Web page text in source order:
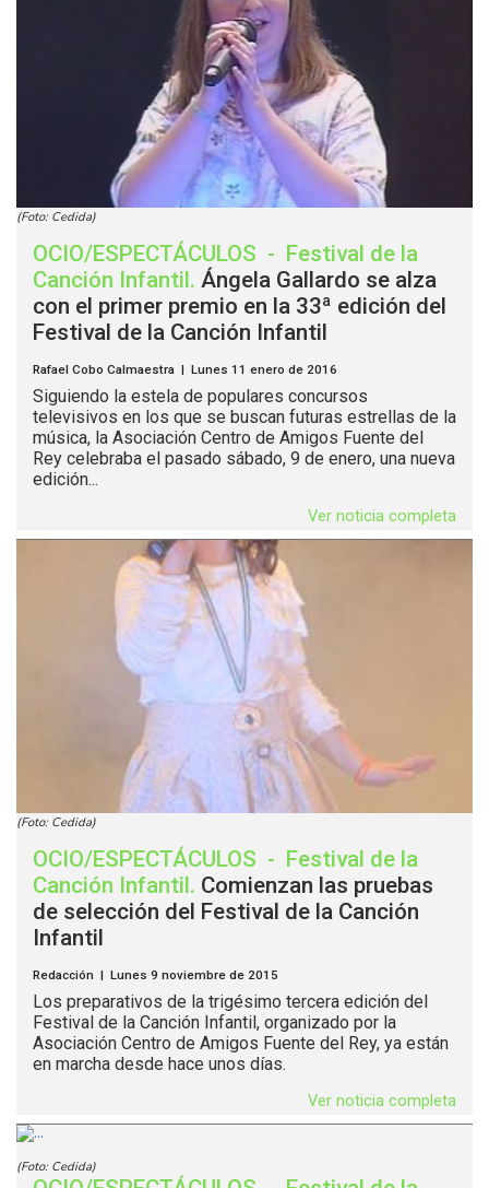
(Foto: Cedida)
OCIO/ESPECTÁCULOS - Festival de la
Canción Infantil. Ángela Gallardo se alza
con el primer premio en la 33ª edición del
Festival de la Canción Infantil
Rafael Cobo Calmaestra | Lunes 11 enero de 2016
Siguiendo la estela de populares concursos
televisivos en los que se buscan futuras estrellas de la
música, la Asociación Centro de Amigos Fuente del
Rey celebraba el pasado sábado, 9 de enero, una nueva
edición...
Ver noticia completa
(Foto: Cedida)
OCIO/ESPECTÁCULOS - Festival de la
Canción Infantil. Comienzan las pruebas
de selección del Festival de la Canción
Infantil
Redacción | Lunes 9 noviembre de 2015
Los preparativos de la trigésimo tercera edición del
Festival de la Canción Infantil, organizado por la
Asociación Centro de Amigos Fuente del Rey, ya están
en marcha desde hace unos días.
Ver noticia completa
(Foto: Cedida)